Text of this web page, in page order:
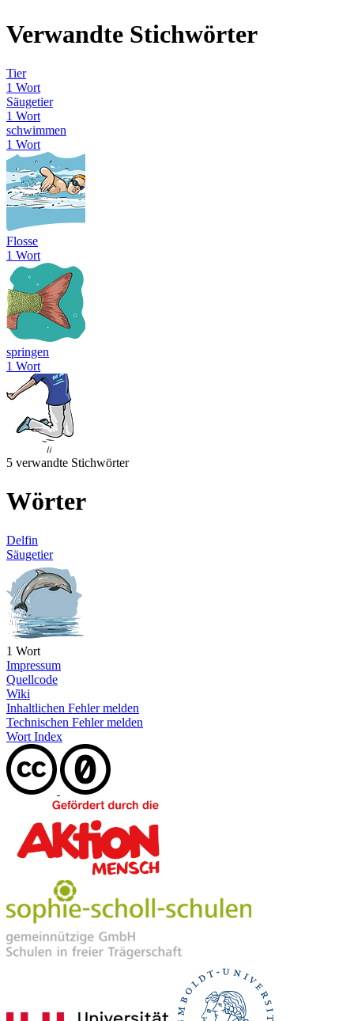
Verwandte Stichwörter
Tier
1 Wort
Säugetier
1 Wort
schwimmen
1 Wort
Flosse
1 Wort
springen
1 Wort
5 verwandte Stichwörter
Wörter
Delfin
Säugetier
1 Wort
Impressum
Quellcode
Wiki
Inhaltlichen Fehler melden
Technischen Fehler melden
Wort Index